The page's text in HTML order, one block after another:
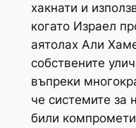
хакнати и
когато Израел
аятолах Али
собствените
въпреки
че системите за
били